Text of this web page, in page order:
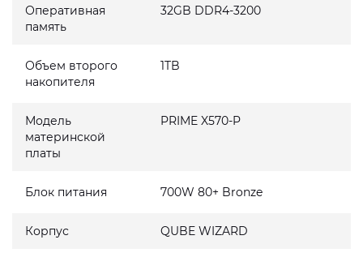
Оперативная
память
32GB DDR4-3200
Объем второго
накопителя
1TB
Модель
материнской
платы
PRIME X570-P
Блок питания 700W 80+ Bronze
Корпус QUBE WIZARD